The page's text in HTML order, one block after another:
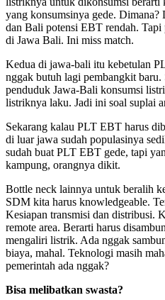
yang konsumsinya gede.
dan Bali potensi EBT rendah.
di Jawa Bali. Ini miss match.
Kedua di jawa-bali itu kebetulan
nggak butuh lagi pembangkit
penduduk Jawa-Bali konsumsi
listriknya laku. Jadi ini soal suplai
Sekarang kalau PLT EBT harus
di luar jawa sudah populasinya
sudah buat PLT EBT gede, tapi
kampung, orangnya dikit.
Bottle neck lainnya untuk beralih
SDM kita harus knowledgeable.
Kesiapan transmisi dan distribusi.
remote area. Berarti harus
mengaliri listrik. Ada nggak
biaya, mahal. Teknologi masih
pemerintah ada nggak?
Bisa melibatkan swasta?